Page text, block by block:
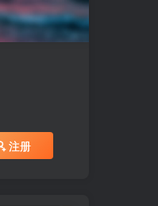
注册